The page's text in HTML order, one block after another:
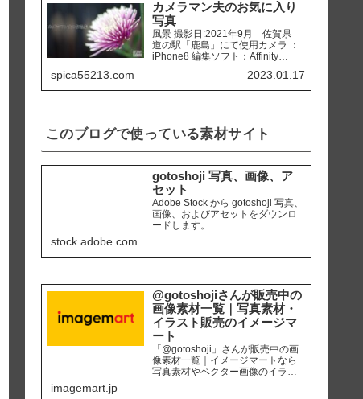
カメラマン夫のお気に入り
写真
風景 撮影日:2021年9月 佐賀県
道の駅「鹿島」にて使用カメラ ：
iPhone8 編集ソフト：Affinity
天草市 「ホテルアレグリアガー
デンズ天草」にて使用カメラ ：
spica55213.com 2023.01.17
このブログで使っている素材サイト
gotoshoji 写真、画像、ア
セット
Adobe Stock から gotoshoji 写真、
画像、およびアセットをダウンロ
ードします。
stock.adobe.com
@gotoshojiさんが販売中の
画像素材一覧｜写真素材・
イラスト販売のイメージマ
ート
「@gotoshoji」さんが販売中の画
像素材一覧｜イメージマートなら
写真素材やベクター画像のイラス
imagemart.jp